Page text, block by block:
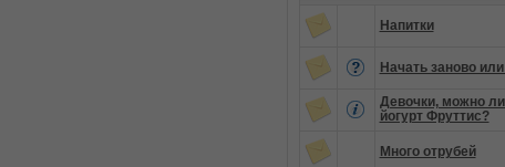
Напитки
Начать заново
Девочки, можно
йогурт Фруттис?
Много отрубей